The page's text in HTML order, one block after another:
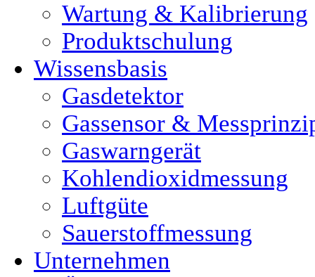
Wartung & Kalibrierung
Produktschulung
Wissensbasis
Gasdetektor
Gassensor &
Gaswarngerät
Kohlendioxidmessung
Luftgüte
Sauerstoffmessung
Unternehmen